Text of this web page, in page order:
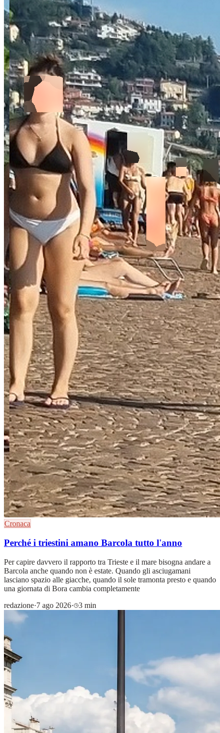
Cronaca
Perché i triestini amano Barcola tutto l'anno
Per capire davvero il rapporto tra Trieste e il mare bisogna andare a
Barcola anche quando non è estate. Quando gli asciugamani
lasciano spazio alle giacche, quando il sole tramonta presto e quando
una giornata di Bora cambia completamente
redazione·7 ago 2026· 3 min